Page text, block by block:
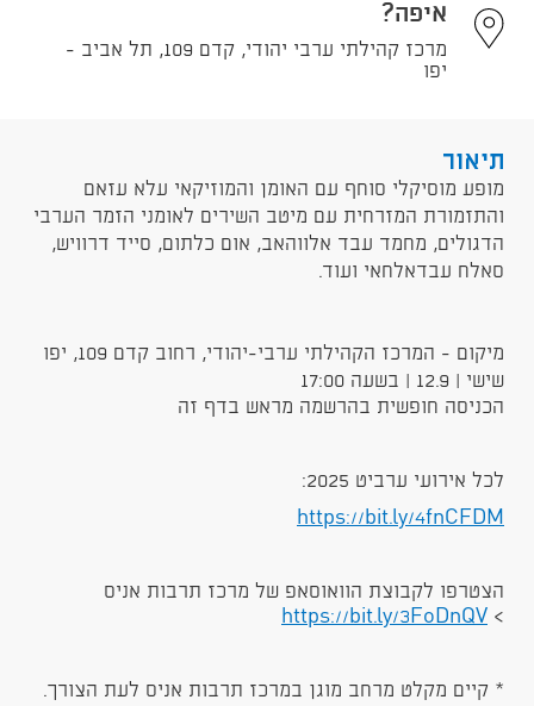
איפה?
מרכז קהילתי ערבי יהודי, קדם 109, תל אביב -
יפו
תיאור
מופע מוסיקלי סוחף עם האומן והמוזיקאי עלא עזאם
והתזמורת המזרחית עם מיטב השירים לאומני הזמר הערבי
הדגולים, מחמד עבד אלווהאב, אום כלתום, סייד דרוויש,
סאלח עבדאלחאי ועוד.
מיקום - המרכז הקהילתי ערבי-יהודי, רחוב קדם 109, יפו
שישי | 12.9 | בשעה 17:00
הכניסה חופשית בהרשמה מראש בדף זה
לכל אירועי ערביט 2025:
https://bit.ly/4fnCFDM
הצטרפו לקבוצת הוואוסאפ של מרכז תרבות אניס
>
https://bit.ly/3FoDnQV
* קיים מקלט מרחב מוגן במרכז תרבות אניס לעת הצורך.